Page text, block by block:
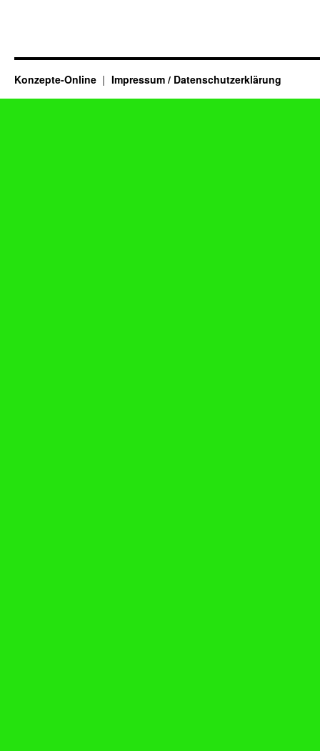
Konzepte-Online Impressum / Datenschutzerklärung